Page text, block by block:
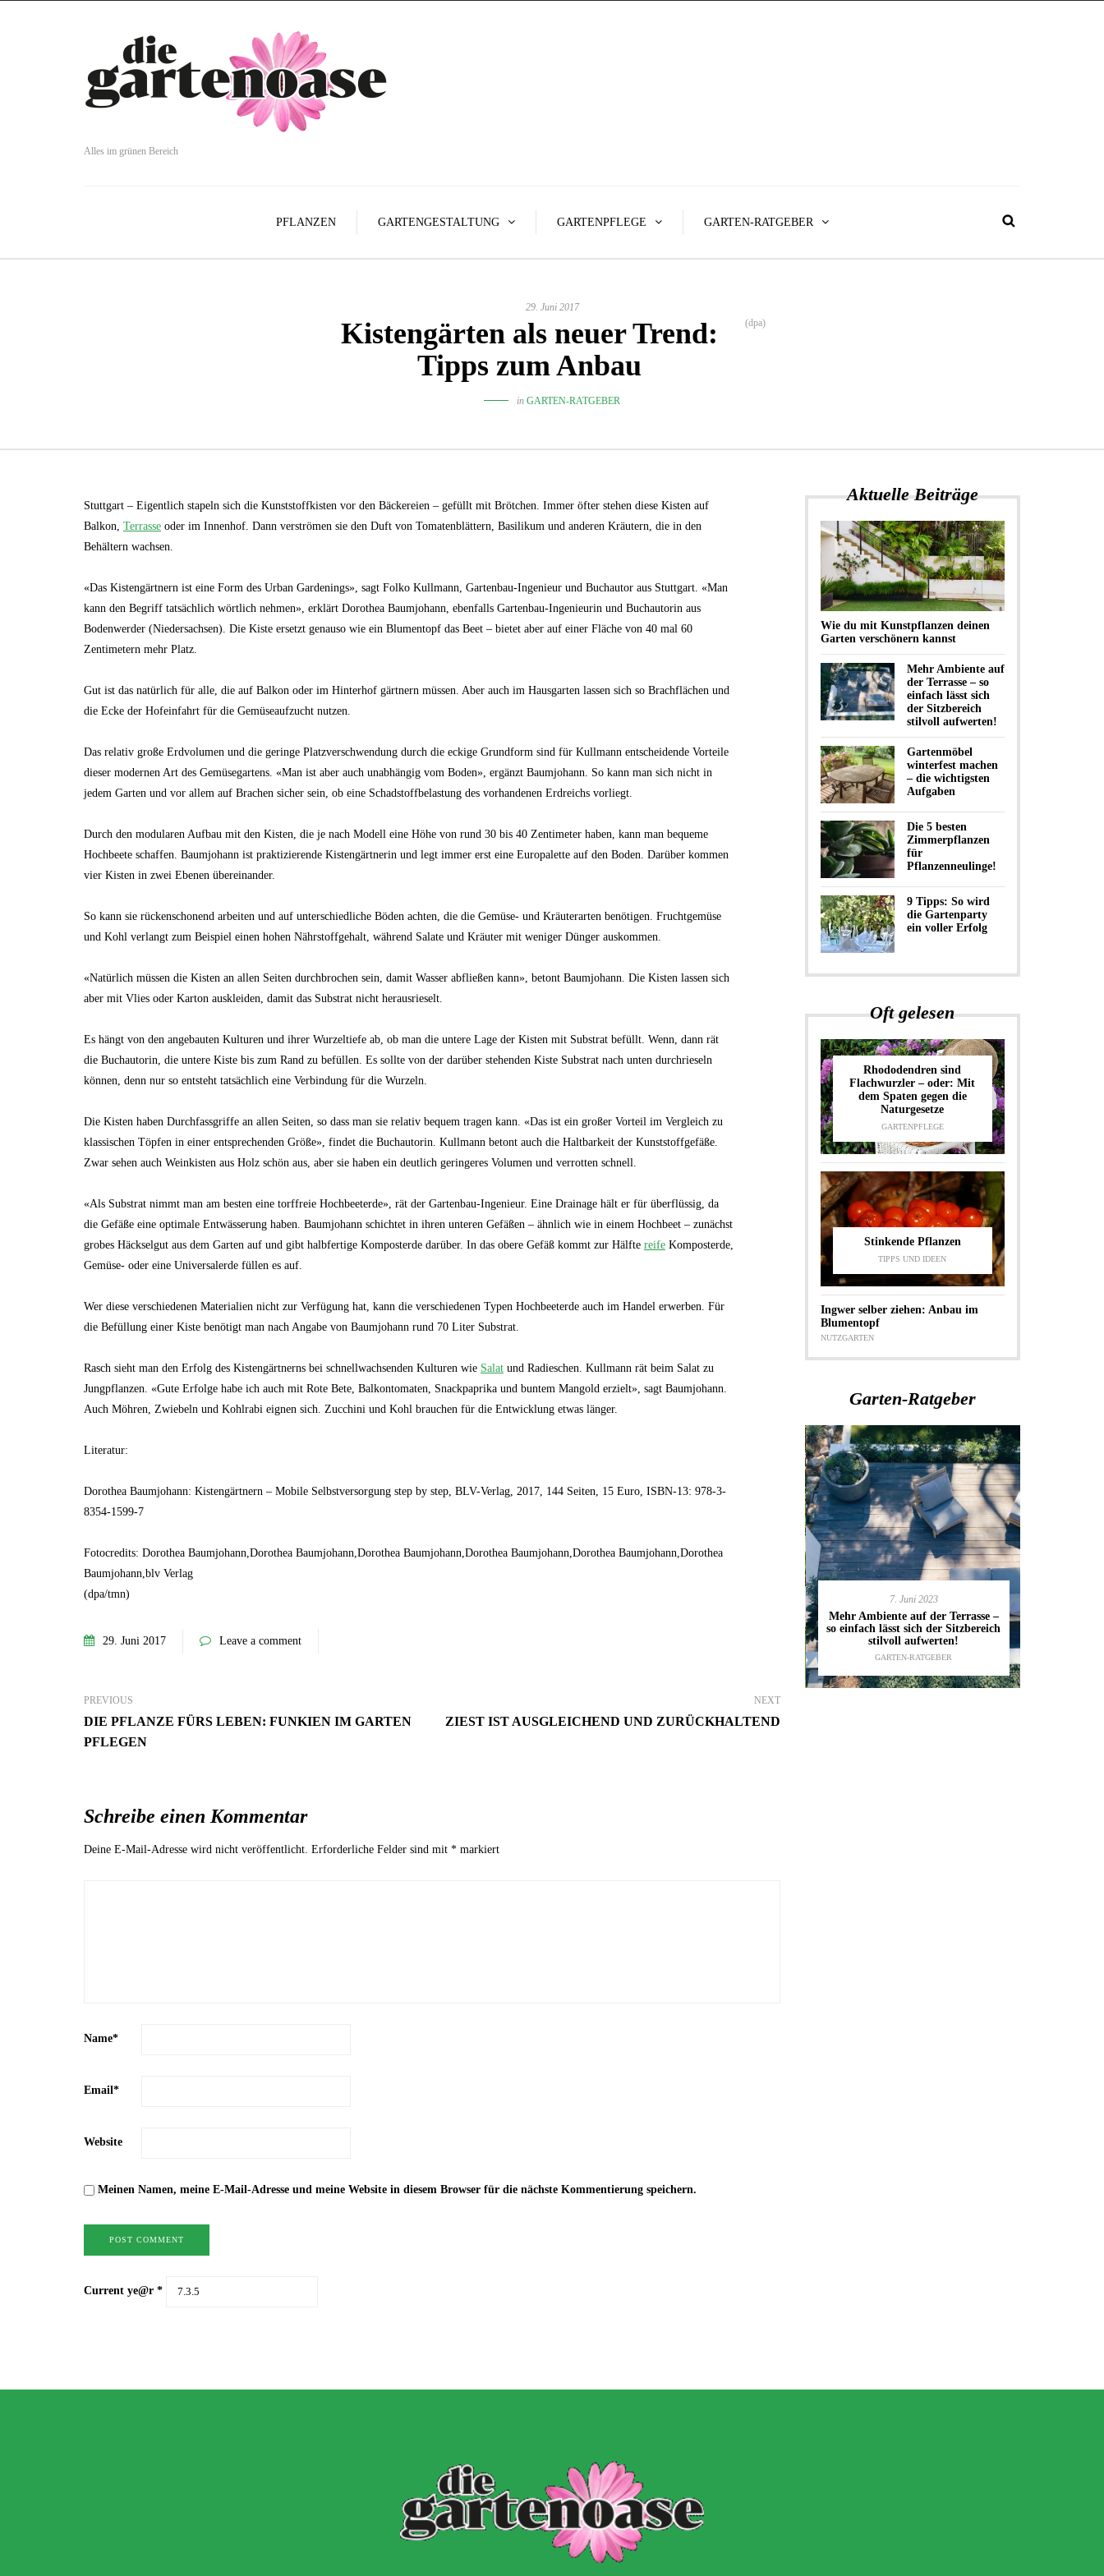
Alles im grünen Bereich
PFLANZEN GARTENGESTALTUNG GARTENPFLEGE GARTEN-RATGEBER
29. Juni 2017
Kistengärten als neuer Trend:
Tipps zum Anbau
(dpa)
in GARTEN-RATGEBER
Stuttgart – Eigentlich stapeln sich die Kunststoffkisten vor den Bäckereien – gefüllt mit Brötchen. Immer öfter stehen diese Kisten auf
Balkon, Terrasse oder im Innenhof. Dann verströmen sie den Duft von Tomatenblättern, Basilikum und anderen Kräutern, die in den
Behältern wachsen.
«Das Kistengärtnern ist eine Form des Urban Gardenings», sagt Folko Kullmann, Gartenbau-Ingenieur und Buchautor aus Stuttgart. «Man
kann den Begriff tatsächlich wörtlich nehmen», erklärt Dorothea Baumjohann, ebenfalls Gartenbau-Ingenieurin und Buchautorin aus
Bodenwerder (Niedersachsen). Die Kiste ersetzt genauso wie ein Blumentopf das Beet – bietet aber auf einer Fläche von 40 mal 60
Zentimetern mehr Platz.
Gut ist das natürlich für alle, die auf Balkon oder im Hinterhof gärtnern müssen. Aber auch im Hausgarten lassen sich so Brachflächen und
die Ecke der Hofeinfahrt für die Gemüseaufzucht nutzen.
Das relativ große Erdvolumen und die geringe Platzverschwendung durch die eckige Grundform sind für Kullmann entscheidende Vorteile
dieser modernen Art des Gemüsegartens. «Man ist aber auch unabhängig vom Boden», ergänzt Baumjohann. So kann man sich nicht in
jedem Garten und vor allem auf Brachen sicher sein, ob eine Schadstoffbelastung des vorhandenen Erdreichs vorliegt.
Durch den modularen Aufbau mit den Kisten, die je nach Modell eine Höhe von rund 30 bis 40 Zentimeter haben, kann man bequeme
Hochbeete schaffen. Baumjohann ist praktizierende Kistengärtnerin und legt immer erst eine Europalette auf den Boden. Darüber kommen
vier Kisten in zwei Ebenen übereinander.
So kann sie rückenschonend arbeiten und auf unterschiedliche Böden achten, die die Gemüse- und Kräuterarten benötigen. Fruchtgemüse
und Kohl verlangt zum Beispiel einen hohen Nährstoffgehalt, während Salate und Kräuter mit weniger Dünger auskommen.
«Natürlich müssen die Kisten an allen Seiten durchbrochen sein, damit Wasser abfließen kann», betont Baumjohann. Die Kisten lassen sich
aber mit Vlies oder Karton auskleiden, damit das Substrat nicht herausrieselt.
Es hängt von den angebauten Kulturen und ihrer Wurzeltiefe ab, ob man die untere Lage der Kisten mit Substrat befüllt. Wenn, dann rät
die Buchautorin, die untere Kiste bis zum Rand zu befüllen. Es sollte von der darüber stehenden Kiste Substrat nach unten durchrieseln
können, denn nur so entsteht tatsächlich eine Verbindung für die Wurzeln.
Die Kisten haben Durchfassgriffe an allen Seiten, so dass man sie relativ bequem tragen kann. «Das ist ein großer Vorteil im Vergleich zu
klassischen Töpfen in einer entsprechenden Größe», findet die Buchautorin. Kullmann betont auch die Haltbarkeit der Kunststoffgefäße.
Zwar sehen auch Weinkisten aus Holz schön aus, aber sie haben ein deutlich geringeres Volumen und verrotten schnell.
«Als Substrat nimmt man am besten eine torffreie Hochbeeterde», rät der Gartenbau-Ingenieur. Eine Drainage hält er für überflüssig, da
die Gefäße eine optimale Entwässerung haben. Baumjohann schichtet in ihren unteren Gefäßen – ähnlich wie in einem Hochbeet – zunächst
grobes Häckselgut aus dem Garten auf und gibt halbfertige Komposterde darüber. In das obere Gefäß kommt zur Hälfte reife Komposterde,
Gemüse- oder eine Universalerde füllen es auf.
Wer diese verschiedenen Materialien nicht zur Verfügung hat, kann die verschiedenen Typen Hochbeeterde auch im Handel erwerben. Für
die Befüllung einer Kiste benötigt man nach Angabe von Baumjohann rund 70 Liter Substrat.
Rasch sieht man den Erfolg des Kistengärtnerns bei schnellwachsenden Kulturen wie Salat und Radieschen. Kullmann rät beim Salat zu
Jungpflanzen. «Gute Erfolge habe ich auch mit Rote Bete, Balkontomaten, Snackpaprika und buntem Mangold erzielt», sagt Baumjohann.
Auch Möhren, Zwiebeln und Kohlrabi eignen sich. Zucchini und Kohl brauchen für die Entwicklung etwas länger.
Literatur:
Dorothea Baumjohann: Kistengärtnern – Mobile Selbstversorgung step by step, BLV-Verlag, 2017, 144 Seiten, 15 Euro, ISBN-13: 978-3-
8354-1599-7
Fotocredits: Dorothea Baumjohann,Dorothea Baumjohann,Dorothea Baumjohann,Dorothea Baumjohann,Dorothea Baumjohann,Dorothea
Baumjohann,blv Verlag
(dpa/tmn)
29. Juni 2017 Leave a comment
PREVIOUS
DIE PFLANZE FÜRS LEBEN: FUNKIEN IM GARTEN
PFLEGEN
NEXT
ZIEST IST AUSGLEICHEND UND ZURÜCKHALTEND
Schreibe einen Kommentar
Deine E-Mail-Adresse wird nicht veröffentlicht. Erforderliche Felder sind mit * markiert
Name*
Email*
Website
Meinen Namen, meine E-Mail-Adresse und meine Website in diesem Browser für die nächste Kommentierung speichern.
Current ye@r *
Aktuelle Beiträge
Wie du mit Kunstpflanzen deinen
Garten verschönern kannst
Mehr Ambiente auf
der Terrasse – so
einfach lässt sich
der Sitzbereich
stilvoll aufwerten!
Gartenmöbel
winterfest machen
– die wichtigsten
Aufgaben
Die 5 besten
Zimmerpflanzen
für
Pflanzenneulinge!
9 Tipps: So wird
die Gartenparty
ein voller Erfolg
Oft gelesen
Rhododendren sind
Flachwurzler – oder: Mit
dem Spaten gegen die
Naturgesetze
GARTENPFLEGE
Stinkende Pflanzen
TIPPS UND IDEEN
Ingwer selber ziehen: Anbau im
Blumentopf
NUTZGARTEN
Garten-Ratgeber
stilvoll aufwerten!
7. Juni 2023
Mehr Ambiente auf der Terrasse –
so einfach lässt sich der Sitzbereich
stilvoll aufwerten!
GARTEN-RATGEBER